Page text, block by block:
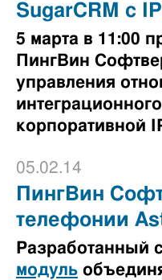
SugarCRM с
5 марта в 11:00
ПингВин
управления
корпоративной
05.02.14
ПингВин
телефонии
Разработанный
модуль